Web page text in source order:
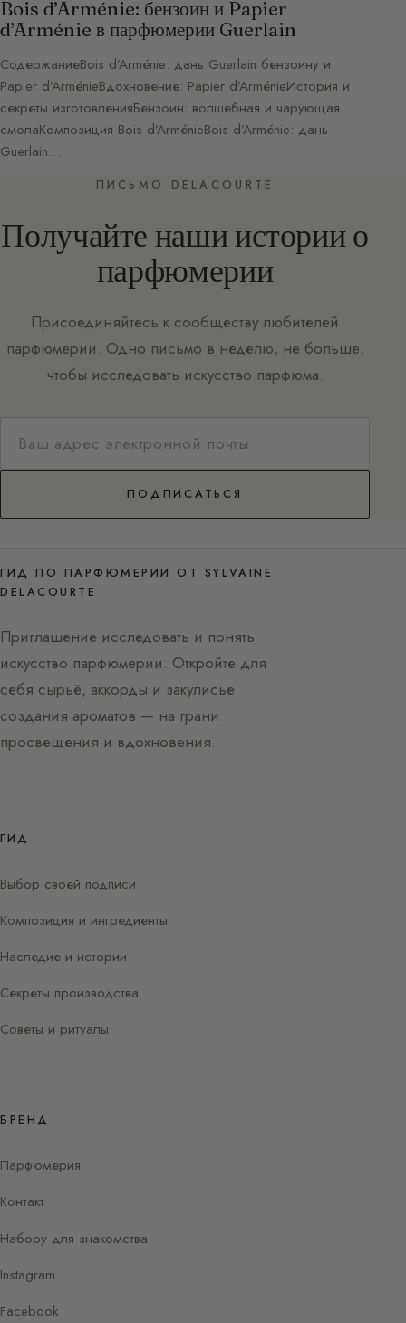
Bois d’Arménie: бензоин и Papier
d’Arménie в парфюмерии Guerlain
СодержаниеBois d’Arménie: дань Guerlain бензоину и
Papier d’ArménieВдохновение: Papier d’ArménieИстория и
секреты изготовленияБензоин: волшебная и чарующая
смолаКомпозиция Bois d’ArménieBois d’Arménie: дань
Guerlain…
ПИСЬМО DELACOURTE
Получайте наши истории о
парфюмерии
Присоединяйтесь к сообществу любителей
парфюмерии. Одно письмо в неделю, не больше,
чтобы исследовать искусство парфюма.
ПОДПИСАТЬСЯ
ГИД ПО ПАРФЮМЕРИИ ОТ SYLVAINE
DELACOURTE
Приглашение исследовать и понять
искусство парфюмерии. Откройте для
себя сырьё, аккорды и закулисье
создания ароматов — на грани
просвещения и вдохновения.
ГИД
Выбор своей подписи
Композиция и ингредиенты
Наследие и истории
Секреты производства
Советы и ритуалы
БРЕНД
Парфюмерия
Контакт
Набору для знакомства
Instagram
Facebook